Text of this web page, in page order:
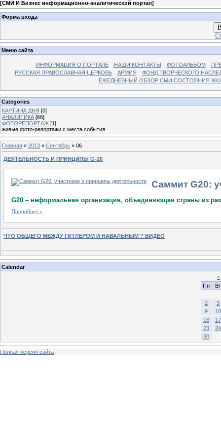
[СМИ И Бизнес информационно-аналитический портал]
Форма входа
Меню сайта
ИНФОРМАЦИЯ О ПОРТАЛЕ НАШИ КОНТАКТЫ ФОТОАЛЬБОМ
РУССКАЯ ПРАВОСЛАВНАЯ ЦЕРКОВЬ
АРМИЯ
ФОНД ТВОРЧЕСКОГО
ЕЖЕДНЕВНЫЙ ОБЗОР СМИ СОСТОЯНИЯ
Categories
КАРТИНА ДНЯ [0]
АНАЛИТИКА [66]
ФОТОРЕПОРТАЖ [1]
живые фото-репортажи с места события
Главная » 2013 » Сентябрь » 06
ДЕЯТЕЛЬНОСТЬ И ПРИНЦИПЫ G-20
Саммит G20:
G20 – неформальная организация, объединяющая страны из
Подробнее »
ЧТО ОБЩЕГО МЕЖДУ ГИТЛЕРОМ И НАВАЛЬНЫМ ? ВИДЕО
Calendar
«
Пн
Вт
2
3
9
10
16
17
23
24
30
Полная версия сайта